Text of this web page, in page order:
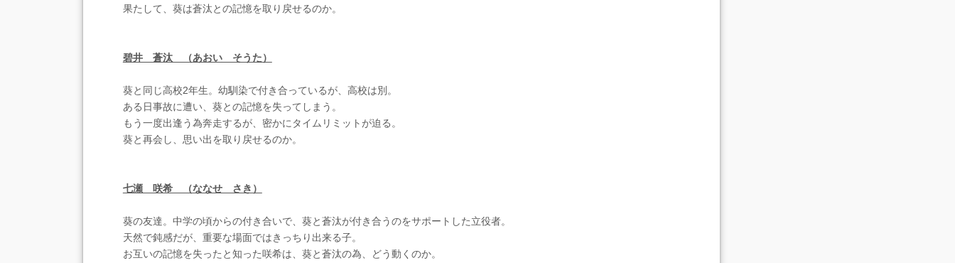
果たして、葵は蒼汰との記憶を取り戻せるのか。
碧井 蒼汰 （あおい そうた）
葵と同じ高校2年生。幼馴染で付き合っているが、高校は別。
ある日事故に遭い、葵との記憶を失ってしまう。
もう一度出逢う為奔走するが、密かにタイムリミットが迫る。
葵と再会し、思い出を取り戻せるのか。
七瀬 咲希 （ななせ さき）
葵の友達。中学の頃からの付き合いで、葵と蒼汰が付き合うのをサポートした立役者。
天然で鈍感だが、重要な場面ではきっちり出来る子。
お互いの記憶を失ったと知った咲希は、葵と蒼汰の為、どう動くのか。